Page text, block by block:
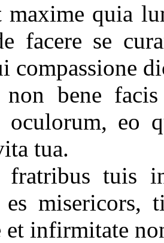
maxime quia
facere se
compassione
non bene
oculorum, eo
tua.
fratribus tuis
es misericors,
et infirmitate